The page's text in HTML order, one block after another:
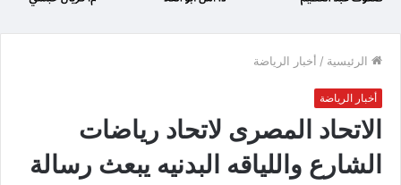
الرئيسية / أخبار الرياضة
أخبار الرياضة
الاتحاد المصرى لاتحاد رياضات
الشارع واللياقه البدنيه يبعث رسالة